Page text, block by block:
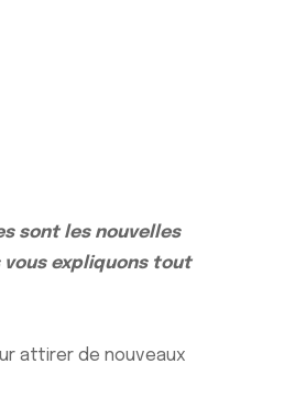
sont les nouvelles
vous expliquons tout
attirer de nouveaux